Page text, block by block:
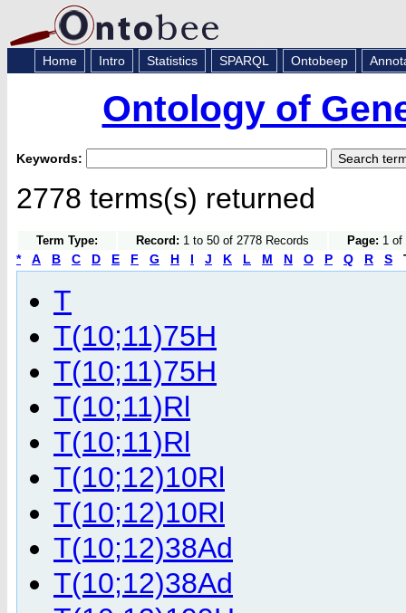
Home Intro Statistics SPARQL Ontobeep
Ontology of
Keywords:
2778 terms(s) returned
Term Type: Record: 1 to 50 of 2778 Records Page: 1
* A B C D E F G H I J K L M N O P Q R S
T
T(10;11)75H
T(10;11)75H
T(10;11)Rl
T(10;11)Rl
T(10;12)10Rl
T(10;12)10Rl
T(10;12)38Ad
T(10;12)38Ad